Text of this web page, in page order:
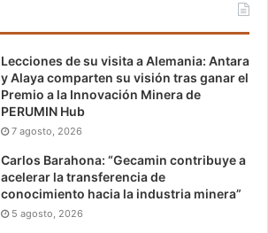
Lecciones de su visita a Alemania: Antara
y Alaya comparten su visión tras ganar el
Premio a la Innovación Minera de
PERUMIN Hub
7 agosto, 2026
Carlos Barahona: “Gecamin contribuye a
acelerar la transferencia de
conocimiento hacia la industria minera”
5 agosto, 2026